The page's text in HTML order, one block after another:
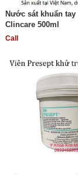
Nước sát khuẩn tay
Clincare 500ml
Call